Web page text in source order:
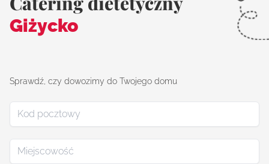
Giżycko
Sprawdź, czy dowozimy do Twojego domu